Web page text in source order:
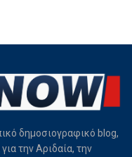
δημοσιογραφικό blog,
την Αριδαία, την